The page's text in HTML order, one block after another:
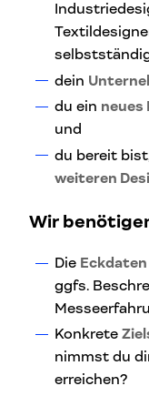
dein
du ein
und
du bereit
weiteren
Wir
Die Eckdaten
ggfs.
Konkrete
nimmst du
erreichen?